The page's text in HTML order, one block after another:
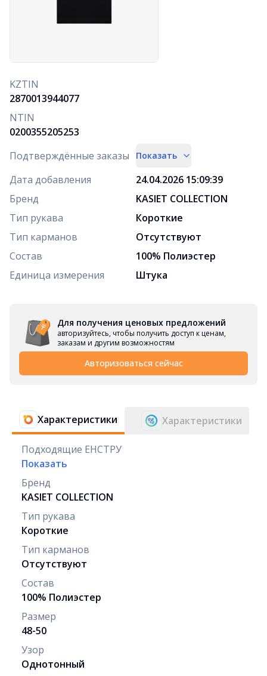
KZTIN
2870013944077
NTIN
0200355205253
Подтверждённые заказы
Показать
Дата добавления
24.04.2026 15:09:39
Бренд
KASIET COLLECTION
Тип рукава
Короткие
Тип карманов
Отсутствуют
Состав
100% Полиэстер
Единица измерения
Штука
Для получения ценовых предложений
авторизуйтесь, чтобы получить доступ к ценам,
заказам и другим возможностям
Авторизоваться сейчас
Характеристики Характеристики
Подходящие ЕНСТРУ
Показать
Бренд
KASIET COLLECTION
Тип рукава
Короткие
Тип карманов
Отсутствуют
Состав
100% Полиэстер
Размер
48-50
Узор
Однотонный